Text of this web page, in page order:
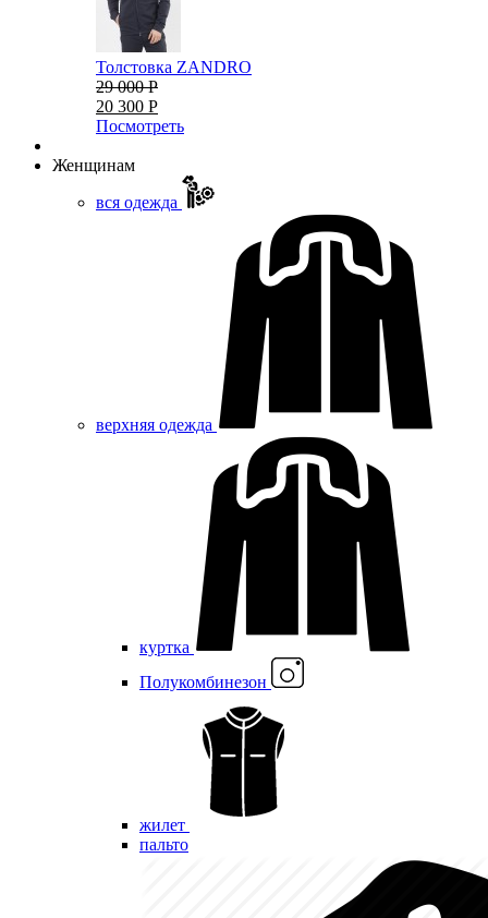
Толстовка ZANDRO
29 000 Р
20 300 Р
Посмотреть
Женщинам
вся одежда
верхняя одежда
куртка
Полукомбинезон
жилет
пальто